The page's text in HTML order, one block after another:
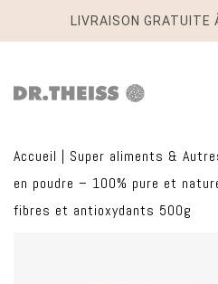
LIVRAISON
Accueil | Super aliments &
en poudre – 100% pure et
fibres et antioxydants 500g